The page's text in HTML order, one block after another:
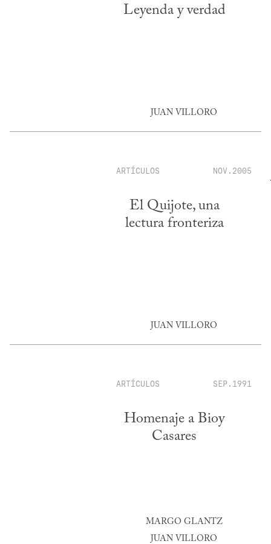
Leyenda y verdad
JUAN VILLORO
ARTÍCULOS NOV.2005
El Quijote, una
lectura fronteriza
JUAN VILLORO
ARTÍCULOS SEP.1991
Homenaje a Bioy
Casares
MARGO GLANTZ
JUAN VILLORO